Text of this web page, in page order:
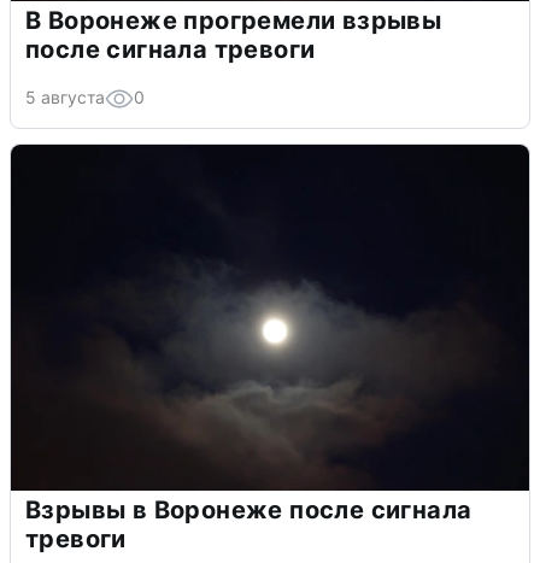
В Воронеже прогремели взрывы
после сигнала тревоги
5 августа 0
Взрывы в Воронеже после сигнала
тревоги